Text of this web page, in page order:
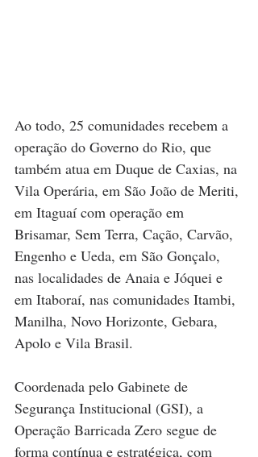
Ao todo, 25 comunidades recebem a
operação do Governo do Rio, que
também atua em Duque de Caxias, na
Vila Operária, em São João de Meriti,
em Itaguaí com operação em
Brisamar, Sem Terra, Cação, Carvão,
Engenho e Ueda, em São Gonçalo,
nas localidades de Anaia e Jóquei e
em Itaboraí, nas comunidades Itambi,
Manilha, Novo Horizonte, Gebara,
Apolo e Vila Brasil.
Coordenada pelo Gabinete de
Segurança Institucional (GSI), a
Operação Barricada Zero segue de
forma contínua e estratégica, com